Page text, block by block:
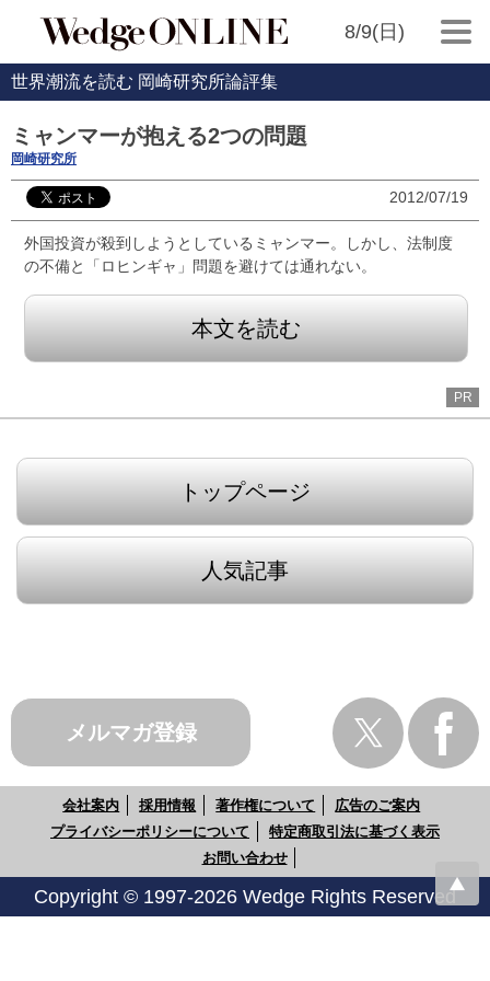
8/9(日)
世界潮流を読む 岡崎研究所論評集
ミャンマーが抱える2つの問題
岡崎研究所
2012/07/19
外国投資が殺到しようとしているミャンマー。しかし、法制度
の不備と「ロヒンギャ」問題を避けては通れない。
本文を読む
PR
トップページ
人気記事
メルマガ登録
会社案内 採用情報 著作権について
広告のご案内
プライバシーポリシーについて
特定商取引法に基づく表示
お問い合わせ
Copyright © 1997-2026 Wedge Rights Reserved